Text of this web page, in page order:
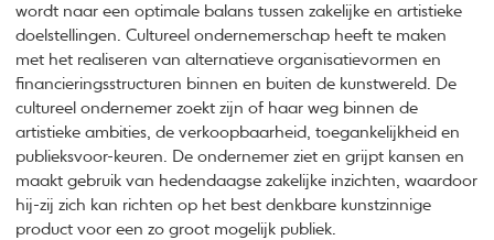
wordt naar een optimale balans tussen zakelijke en artistieke
doelstellingen. Cultureel ondernemerschap heeft te maken
met het realiseren van alternatieve organisatievormen en
financieringsstructuren binnen en buiten de kunstwereld. De
cultureel ondernemer zoekt zijn of haar weg binnen de
artistieke ambities, de verkoopbaarheid, toegankelijkheid en
publieksvoor-keuren. De ondernemer ziet en grijpt kansen en
maakt gebruik van hedendaagse zakelijke inzichten, waardoor
hij-zij zich kan richten op het best denkbare kunstzinnige
product voor een zo groot mogelijk publiek.